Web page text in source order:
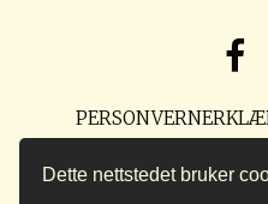
Dette nettstedet bruker